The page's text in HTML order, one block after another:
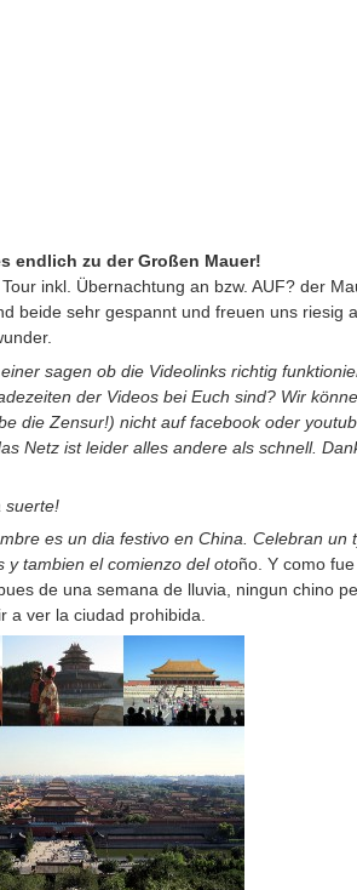
endlich zu der Großen Mauer!
inkl. Übernachtung an bzw. AUF? der
beide sehr gespannt und freuen uns riesig
sagen ob die Videolinks richtig
der Videos bei Euch sind? Wir
die Zensur!) nicht auf facebook oder
Netz ist leider alles andere als schnell.
suerte!
es un dia festivo en China. Celebran un
y tambien el comienzo del otoño. Y como
de una semana de lluvia, ningun chino
a ver la ciudad prohibida.